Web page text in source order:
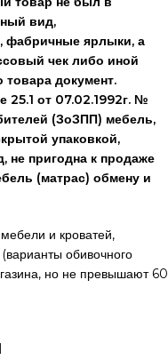
вид,
фабричные ярлыки, а
чек либо иной
документ.
25.1 от 07.02.1992г. №
(ЗоЗПП) мебель,
упаковкой,
не пригодна к продаже
(матрас) обмену и
и кроватей,
обивочного
но не превышают 60